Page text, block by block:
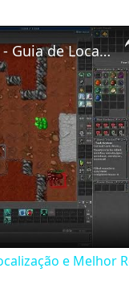
Weekly Task: Pirate Ghost - Guia de Localização e Melhor Respawn
e Melhor